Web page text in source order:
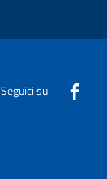
Seguici su